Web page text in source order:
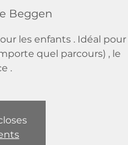
Beggen
les enfants . Idéal pour
quel parcours) , le
.